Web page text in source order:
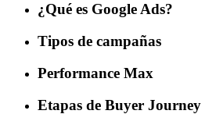
¿Qué es Google Ads?
Tipos de campañas
Performance Max
Etapas de Buyer Journey